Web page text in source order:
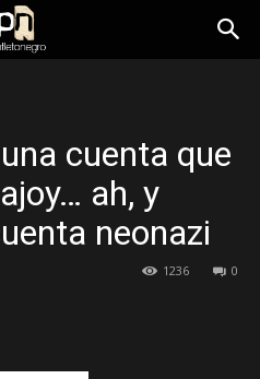
cuenta que
ah, y
neonazi
0
1236